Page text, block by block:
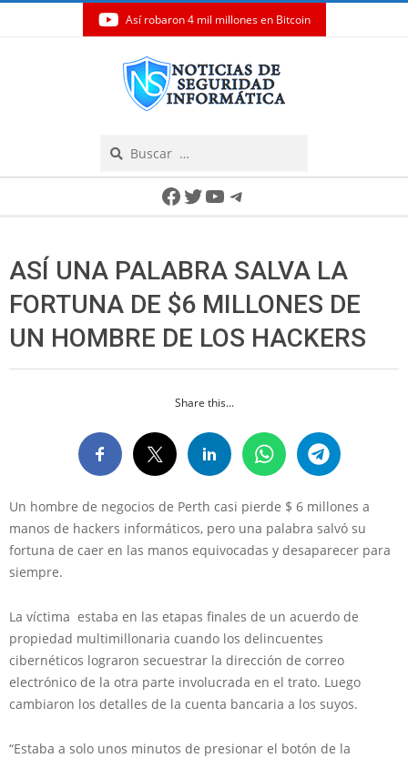
Así robaron 4 mil millones en Bitcoin
Facebook
Twitter
YouTube
Telegram
ASÍ UNA PALABRA SALVA LA
FORTUNA DE $6 MILLONES DE
UN HOMBRE DE LOS HACKERS
Share this...
Un hombre de negocios de Perth casi pierde $ 6 millones a
manos de hackers informáticos, pero una palabra salvó su
fortuna de caer en las manos equivocadas y desaparecer para
siempre.
La víctima estaba en las etapas finales de un acuerdo de
propiedad multimillonaria cuando los delincuentes
cibernéticos lograron secuestrar la dirección de correo
electrónico de la otra parte involucrada en el trato. Luego
cambiaron los detalles de la cuenta bancaria a los suyos.
“Estaba a solo unos minutos de presionar el botón de la